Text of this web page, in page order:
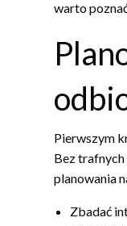
warto
Pierwszym
Bez
planowania
Zbadać